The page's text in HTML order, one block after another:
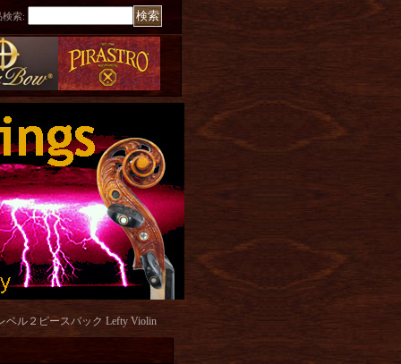
検索:
ベル２ピースバック Lefty Violin